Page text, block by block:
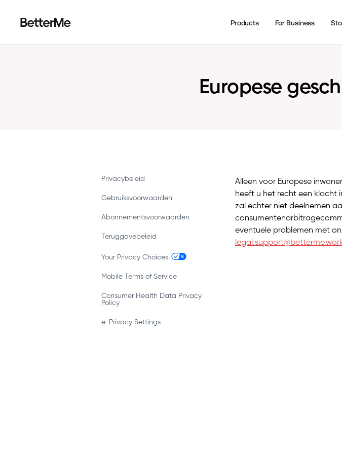
Products For Business
Europese
Privacybeleid
Gebruiksvoorwaarden
Abonnementsvoorwaarden
Teruggavebeleid
Your Privacy Choices
Mobile Terms of Service
Consumer Health Data Privacy
Policy
e-Privacy Settings
Alleen voor Europese
heeft u het recht een klacht
zal echter niet deelnemen
eventuele problemen met